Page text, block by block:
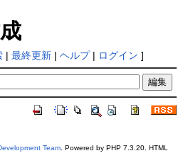
| 最終更新| ヘルプ| ログイン ]
Team. Powered by PHP 7.3.20. HTML